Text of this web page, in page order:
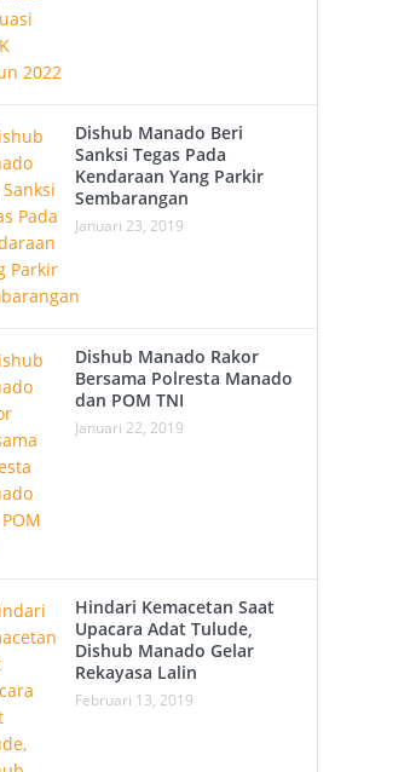
Dishub Manado Beri
Sanksi Tegas Pada
Kendaraan Yang Parkir
Sembarangan
Januari 23, 2019
Dishub Manado Rakor
Bersama Polresta Manado
dan POM TNI
Januari 22, 2019
Hindari Kemacetan Saat
Upacara Adat Tulude,
Dishub Manado Gelar
Rekayasa Lalin
Februari 13, 2019